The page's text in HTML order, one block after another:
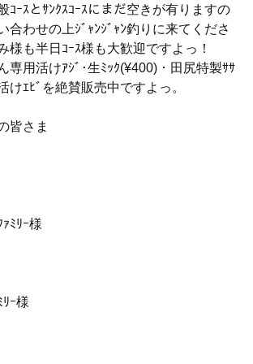
ｺｰｽとｻﾝｸｽｺｰｽにまだ空きが有りますの
合わせの上ｼﾞｬﾝｼﾞｬﾝ釣りに来てくださ
様も半日ｺｰｽ様も大歓迎ですよっ！
専用活けｱｼﾞ･生ﾐｯｸ(¥400)・田尻特製ｻｻ
けｴﾋﾞを絶賛販売中ですよっ。
皆さま
ﾐﾘｰ様
ｰ様